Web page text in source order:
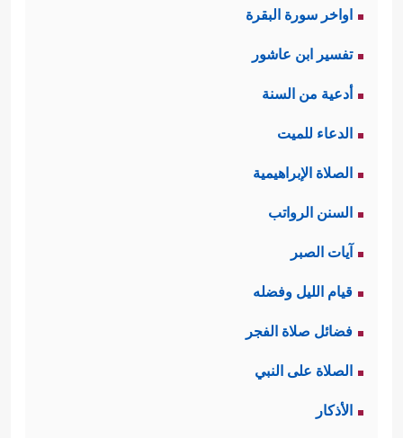
اواخر سورة البقرة
تفسير ابن عاشور
أدعية من السنة
الدعاء للميت
الصلاة الإبراهيمية
السنن الرواتب
آيات الصبر
قيام الليل وفضله
فضائل صلاة الفجر
الصلاة على النبي
الأذكار